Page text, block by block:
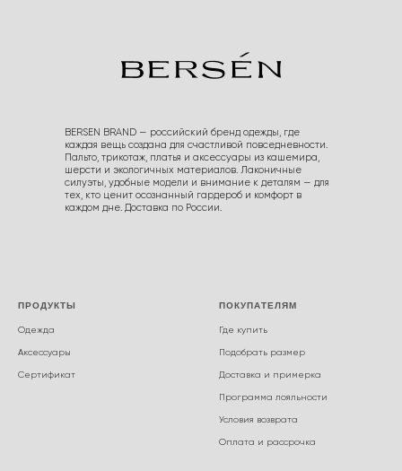
BERSEN BRAND — российский бренд одежды, где
каждая вещь создана для счастливой повседневности.
Пальто, трикотаж, платья и аксессуары из кашемира,
шерсти и экологичных материалов. Лаконичные
силуэты, удобные модели и внимание к деталям — для
тех, кто ценит осознанный гардероб и комфорт в
каждом дне. Доставка по России.
ПРОДУКТЫ
Одежда
Аксессуары
Сертификат
ПОКУПАТЕЛЯМ
Где купить
Подобрать размер
Доставка и примерка
Программа лояльности
Условия возврата
Оплата и рассрочка